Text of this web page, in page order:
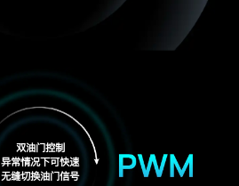
双油门控制
异常情况下可快速
无缝切换油门信号